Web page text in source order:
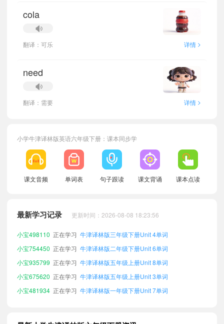
cola
翻译：可乐 详情 >
need
翻译：需要 详情 >
小学牛津译林版英语六年级下册：课本同步学
课文音频 单词表 句子跟读 课文背诵 课本点读
最新学习记录 更新时间：2026-08-08 18:23:56
小宝860220 正在学习 牛津译林版四年级下册Unit 8单词
小宝498110 正在学习 牛津译林版三年级下册Unit 4单词
小宝754450 正在学习 牛津译林版二年级下册Unit 6单词
小宝935799 正在学习 牛津译林版五年级上册Unit 8单词
小宝675620 正在学习 牛津译林版五年级上册Unit 3单词
小宝481934 正在学习 牛津译林版一年级下册Unit 7单词